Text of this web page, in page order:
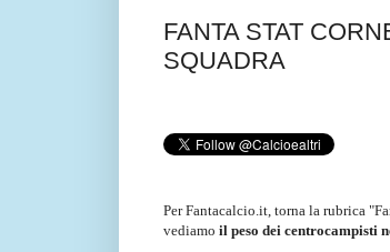
FANTA STAT
SQUADRA
Per Fantacalcio.it, torna la rubrica
vediamo il peso dei centrocampisti